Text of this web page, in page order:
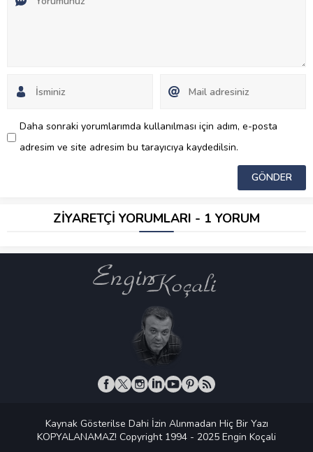
Daha sonraki yorumlarımda kullanılması için adım, e-posta
adresim ve site adresim bu tarayıcıya kaydedilsin.
ZİYARETÇİ YORUMLARI - 1 YORUM
Kaynak Gösterilse Dahi İzin Alınmadan Hiç Bir Yazı
KOPYALANAMAZ! Copyright 1994 - 2025 Engin Koçali